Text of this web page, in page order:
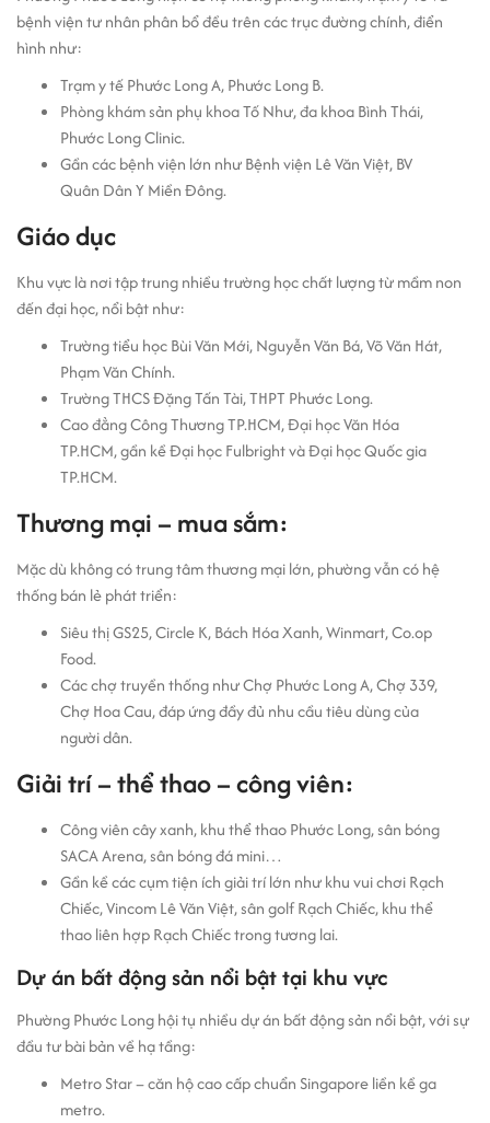
bệnh viện tư nhân phân bổ đều trên các trục đường chính, điển
hình như:
Trạm y tế Phước Long A, Phước Long B.
Phòng khám sản phụ khoa Tố Như, đa khoa Bình Thái,
Phước Long Clinic.
Gần các bệnh viện lớn như Bệnh viện Lê Văn Việt, BV
Quân Dân Y Miền Đông.
Giáo dục
Khu vực là nơi tập trung nhiều trường học chất lượng từ mầm non
đến đại học, nổi bật như:
Trường tiểu học Bùi Văn Mới, Nguyễn Văn Bá, Võ Văn Hát,
Phạm Văn Chính.
Trường THCS Đặng Tấn Tài, THPT Phước Long.
Cao đẳng Công Thương TP.HCM, Đại học Văn Hóa
TP.HCM, gần kề Đại học Fulbright và Đại học Quốc gia
TP.HCM.
Thương mại – mua sắm:
Mặc dù không có trung tâm thương mại lớn, phường vẫn có hệ
thống bán lẻ phát triển:
Siêu thị GS25, Circle K, Bách Hóa Xanh, Winmart, Co.op
Food.
Các chợ truyền thống như Chợ Phước Long A, Chợ 339,
Chợ Hoa Cau, đáp ứng đầy đủ nhu cầu tiêu dùng của
người dân.
Giải trí – thể thao – công viên:
Công viên cây xanh, khu thể thao Phước Long, sân bóng
SACA Arena, sân bóng đá mini…
Gần kề các cụm tiện ích giải trí lớn như khu vui chơi Rạch
Chiếc, Vincom Lê Văn Việt, sân golf Rạch Chiếc, khu thể
thao liên hợp Rạch Chiếc trong tương lai.
Dự án bất động sản nổi bật tại khu vực
Phường Phước Long hội tụ nhiều dự án bất động sản nổi bật, với sự
đầu tư bài bản về hạ tầng:
Metro Star – căn hộ cao cấp chuẩn Singapore liền kề ga
metro.